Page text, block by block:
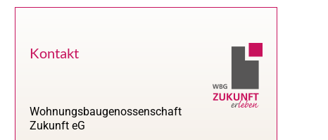
Kontakt
Wohnungsbaugenossenschaft
Zukunft eG